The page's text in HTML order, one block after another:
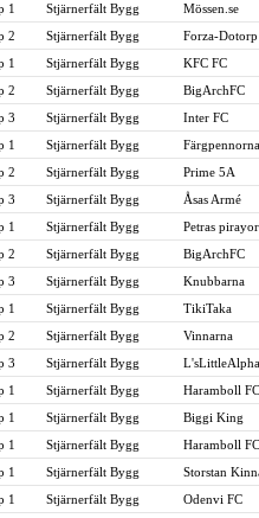
1 Stjärnerfält Bygg
Mössen.se
2 Stjärnerfält Bygg
Forza-Dotorp
1 Stjärnerfält Bygg
KFC FC
2 Stjärnerfält Bygg
BigArchFC
3 Stjärnerfält Bygg
Inter FC
1 Stjärnerfält Bygg
Färgpennorna
2 Stjärnerfält Bygg
Prime 5A
3 Stjärnerfält Bygg
Åsas Armé
1 Stjärnerfält Bygg
Petras pirayor
2 Stjärnerfält Bygg
BigArchFC
3 Stjärnerfält Bygg
Knubbarna
1 Stjärnerfält Bygg
TikiTaka
2 Stjärnerfält Bygg
Vinnarna
3 Stjärnerfält Bygg
1 Stjärnerfält Bygg
Haramboll FC
1 Stjärnerfält Bygg
Biggi King
1 Stjärnerfält Bygg
Haramboll FC
1 Stjärnerfält Bygg
Storstan
1 Stjärnerfält Bygg
Odenvi FC